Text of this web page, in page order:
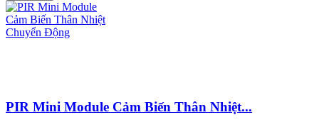
PIR Mini Module Cảm Biến Thân Nhiệt...